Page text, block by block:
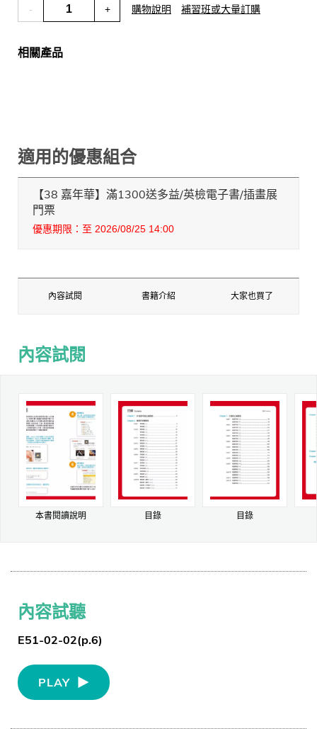
- + 購物說明 補習班或大量訂購
相關產品
適用的優惠組合
【38 嘉年華】滿1300送多益/英檢電子書/插畫展
門票
優惠期限：至 2026/08/25 14:00
內容試閱 書籍介紹 大家也買了
內容試閱
本書閱讀說明 目錄 目錄
內容試聽
E51-02-02(p.6)
PLAY